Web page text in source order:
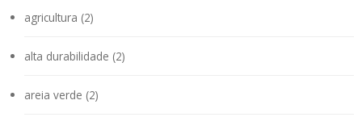
agricultura (2)
alta durabilidade (2)
areia verde (2)